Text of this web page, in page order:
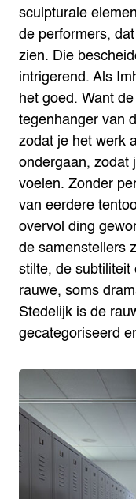
sculpturale
de performers,
zien. Die
intrigerend. Als
het goed. Want
tegenhanger van
zodat je het werk
ondergaan, zodat
voelen. Zonder
van eerdere
overvol ding
de samenstellers
stilte, de
rauwe, soms
Stedelijk is de
gecategoriseerd